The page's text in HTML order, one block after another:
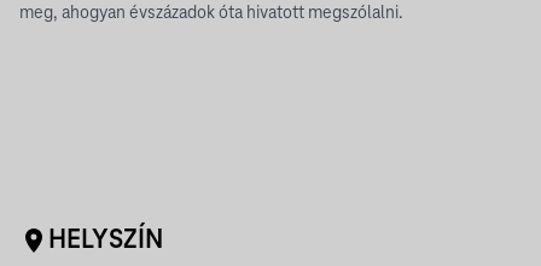
meg, ahogyan évszázadok óta hivatott megszólalni.
HELYSZÍN